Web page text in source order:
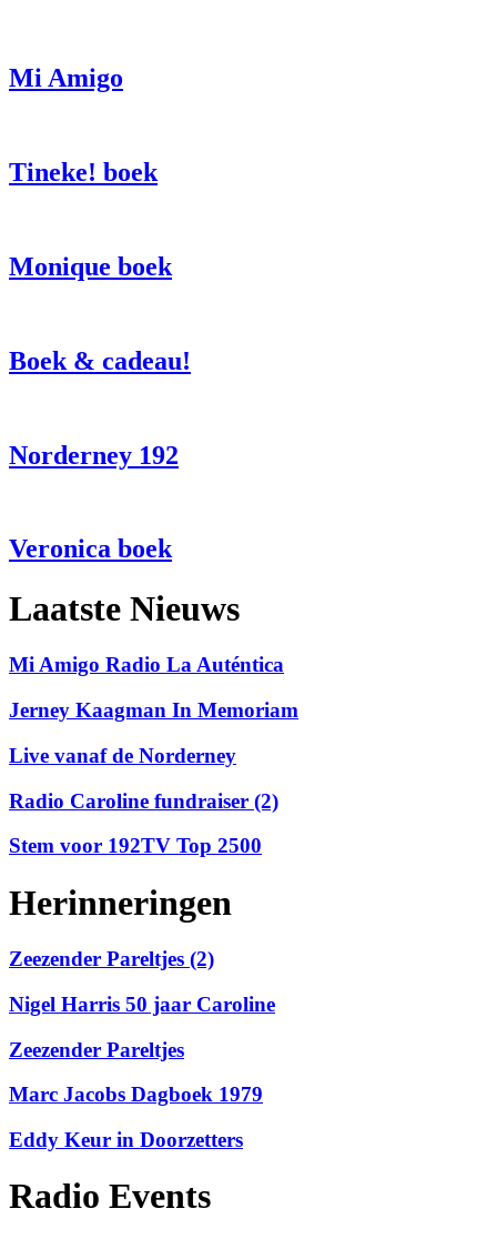
Mi Amigo
Tineke! boek
Monique boek
Boek & cadeau!
Norderney 192
Veronica boek
Laatste Nieuws
Mi Amigo Radio La Auténtica
Jerney Kaagman In Memoriam
Live vanaf de Norderney
Radio Caroline fundraiser (2)
Stem voor 192TV Top 2500
Herinneringen
Zeezender Pareltjes (2)
Nigel Harris 50 jaar Caroline
Zeezender Pareltjes
Marc Jacobs Dagboek 1979
Eddy Keur in Doorzetters
Radio Events